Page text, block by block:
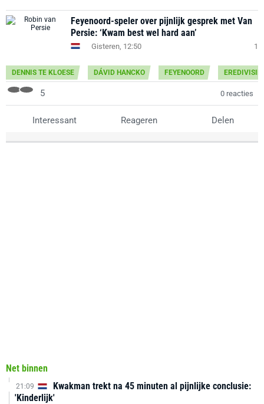
Feyenoord-speler over pijnlijk gesprek met Van
Persie: ‘Kwam best wel hard aan’
Gisteren, 12:50 1
DENNIS TE KLOESE DÁVID HANCKO FEYENOORD EREDIVISIE
5 0 reacties
Interessant Reageren Delen
Net binnen
21:09
Kwakman trekt na 45 minuten al pijnlijke conclusie:
'Kinderlijk'